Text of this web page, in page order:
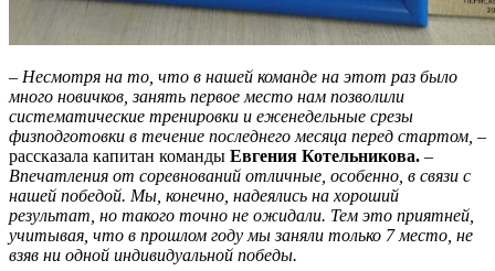
– Несмотря на то, что в нашей команде на этот раз было
много новичков, занять первое место нам позволили
систематические тренировки и еженедельные срезы
физподготовки в течение последнего месяца перед стартом, –
рассказала капитан команды Евгения Котельникова. –
Впечатления от соревнований отличные, особенно, в связи с
нашей победой. Мы, конечно, надеялись на хороший
результат, но такого точно не ожидали. Тем это приятней,
учитывая, что в прошлом году мы заняли только 7 место, не
взяв ни одной индивидуальной победы.